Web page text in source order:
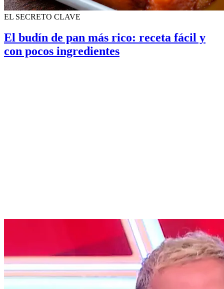
EL SECRETO CLAVE
El budín de pan más rico: receta fácil y
con pocos ingredientes